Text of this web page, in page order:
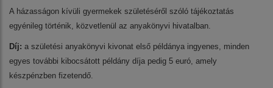
A házasságon kívüli gyermekek születéséről szóló tájékoztatás
egyénileg történik, közvetlenül az anyakönyvi hivatalban.
Díj: a születési anyakönyvi kivonat első példánya ingyenes, minden
egyes további kibocsátott példány díja pedig 5 euró, amely
készpénzben fizetendő.